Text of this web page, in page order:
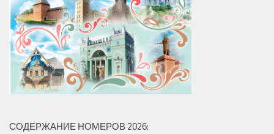
СОДЕРЖАНИЕ НОМЕРОВ 2026: